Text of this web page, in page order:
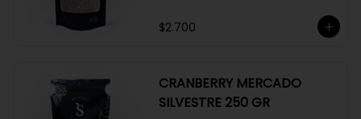
$2.700
CRANBERRY MERCADO
SILVESTRE 250 GR